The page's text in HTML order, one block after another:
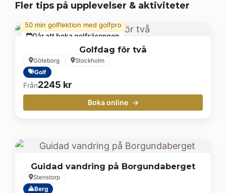
Fler tips på upplevelser & aktiviteter
Går att boka golfsäsongen
50 min golflektion med golfpro
Golfdag för två
Göteborg
Stockholm
Golf
Från2245 kr
Boka online
Guidad vandring på Borgundaberget
Stenstorp
Berg